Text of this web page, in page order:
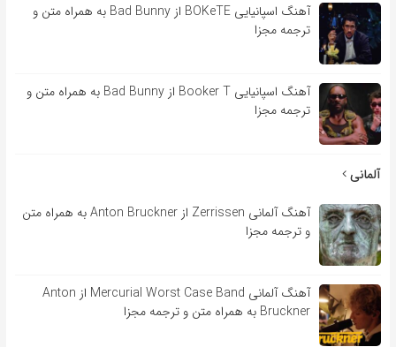
آهنگ اسپانیایی BOKeTE از Bad Bunny به همراه متن و
ترجمه مجزا
آهنگ اسپانیایی Booker T از Bad Bunny به همراه متن و
ترجمه مجزا
آلمانی
آهنگ آلمانی Zerrissen از Anton Bruckner به همراه متن
و ترجمه مجزا
آهنگ آلمانی Mercurial Worst Case Band از Anton
Bruckner به همراه متن و ترجمه مجزا